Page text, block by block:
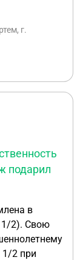
он права
что сделка
долю
ещё
,на что
г.
подарил
в
1/2). Свою
1/2 при